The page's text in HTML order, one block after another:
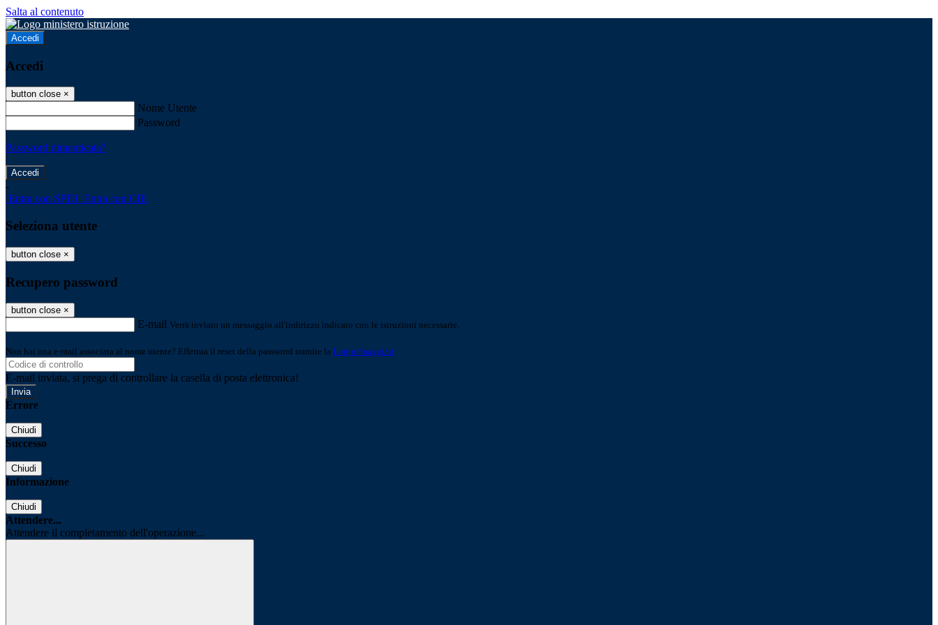
Salta al contenuto
Accedi
Accedi
button close ×
Nome Utente
Password
Password dimenticata?
-
Entra con SPID Entra con CIE
Seleziona utente
button close ×
Recupero password
button close ×
E-mail Verrà inviato un messaggio all'indirizzo indicato con le istruzioni necessarie.
Non hai una e-mail associata al nome utente? Effettua il reset della password tramite la Login Spaggiari
E-mail inviata, si prega di controllare la casella di posta elettronica!
Errore
Chiudi
Successo
Chiudi
Informazione
Chiudi
Attendere...
Attendere il completamento dell'operazione...